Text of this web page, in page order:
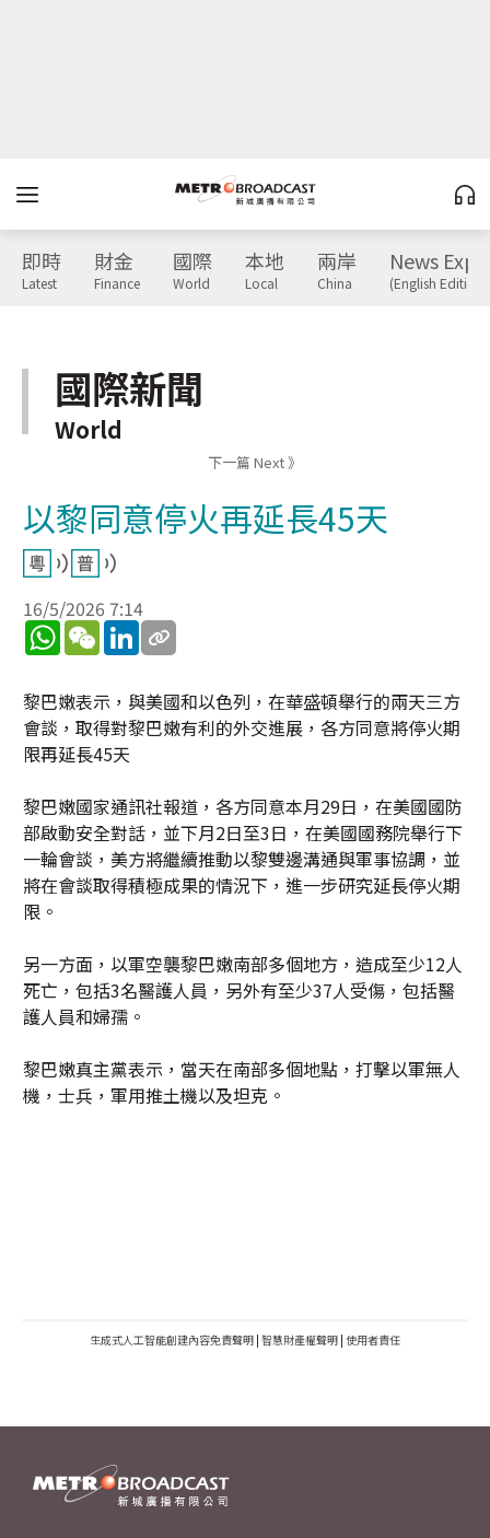
即時
Latest
財金
Finance
國際
World
本地
Local
兩岸
China
News
(English Edition)
國際新聞
World
下一篇 Next 》
以黎同意停火再延長45天
16/5/2026 7:14
WhatsApp
WeChatLinkedIn
黎巴嫩表示，與美國和以色列，在華盛頓舉行的兩天三方
會談，取得對黎巴嫩有利的外交進展，各方同意將停火期
限再延長45天
黎巴嫩國家通訊社報道，各方同意本月29日，在美國國防
部啟動安全對話，並下月2日至3日，在美國國務院舉行下
一輪會談，美方將繼續推動以黎雙邊溝通與軍事協調，並
將在會談取得積極成果的情況下，進一步研究延長停火期
限。
另一方面，以軍空襲黎巴嫩南部多個地方，造成至少12人
死亡，包括3名醫護人員，另外有至少37人受傷，包括醫
護人員和婦孺。
黎巴嫩真主黨表示，當天在南部多個地點，打擊以軍無人
機，士兵，軍用推土機以及坦克。
生成式人工智能創建內容免責聲明 | 智慧財產權聲明 | 使用者責任